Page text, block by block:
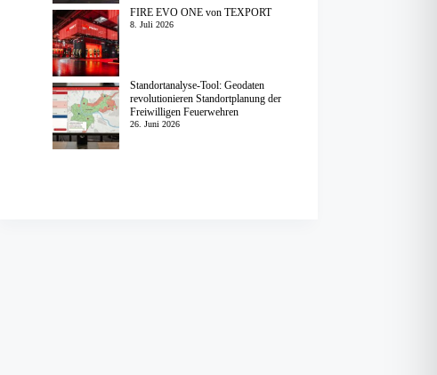
FIRE EVO ONE von TEXPORT
8. Juli 2026
Standortanalyse-Tool: Geodaten
revolutionieren Standortplanung der
Freiwilligen Feuerwehren
26. Juni 2026